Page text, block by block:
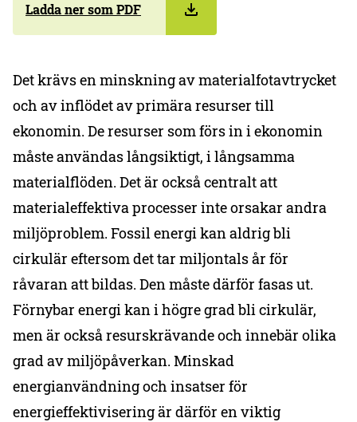
Ladda ner som PDF
Det krävs en minskning av materialfotavtrycket
och av inflödet av primära resurser till
ekonomin. De resurser som förs in i ekonomin
måste användas långsiktigt, i långsamma
materialflöden. Det är också centralt att
materialeffektiva processer inte orsakar andra
miljöproblem. Fossil energi kan aldrig bli
cirkulär eftersom det tar miljontals år för
råvaran att bildas. Den måste därför fasas ut.
Förnybar energi kan i högre grad bli cirkulär,
men är också resurskrävande och innebär olika
grad av miljöpåverkan. Minskad
energianvändning och insatser för
energieffektivisering är därför en viktig